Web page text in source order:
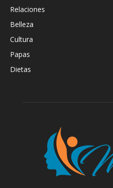
Relaciones
Belleza
Cultura
Papas
Dietas